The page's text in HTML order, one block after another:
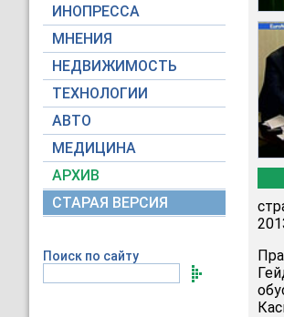
ИНОПРЕССА
МНЕНИЯ
НЕДВИЖИМОСТЬ
ТЕХНОЛОГИИ
АВТО
МЕДИЦИНА
АРХИВ
СТАРАЯ ВЕРСИЯ
Поиск по сайту